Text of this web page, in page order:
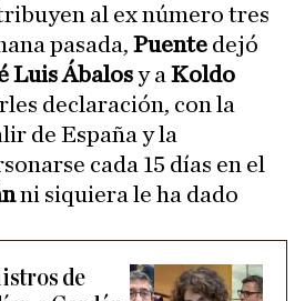
al ex número tres
pasada, Puente dejó
Luis Ábalosy a Koldo
declaración, con la
de España y la
cada 15 días en el
ni siquiera le ha dado
de